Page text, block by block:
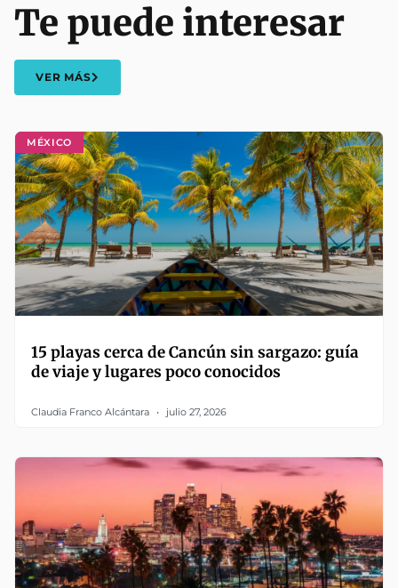
MÉXICO
15 playas cerca de Cancún sin sargazo: guía
de viaje y lugares poco conocidos
Claudia Franco Alcántara julio 27, 2026
Te puede interesar
VER MÁS